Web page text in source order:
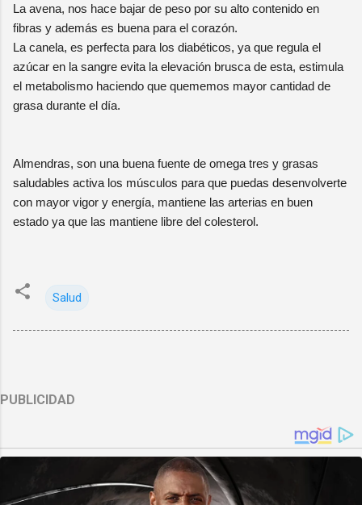
La avena, nos hace bajar de peso por su alto contenido en
fibras y además es buena para el corazón.
La canela, es perfecta para los diabéticos, ya que regula el
azúcar en la sangre evita la elevación brusca de esta, estimula
el metabolismo haciendo que quememos mayor cantidad de
grasa durante el día.
Almendras, son una buena fuente de omega tres y grasas
saludables activa los músculos para que puedas desenvolverte
con mayor vigor y energía, mantiene las arterias en buen
estado ya que las mantiene libre del colesterol.
Salud
PUBLICIDAD